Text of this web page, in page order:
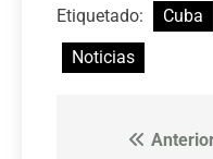
Etiquetado: Cuba
Noticias